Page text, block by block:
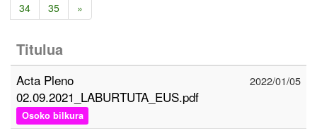
34
35 »
Titulua
Acta Pleno
02.09.2021_LABURTUTA_EUS.pdf
Osoko bilkura
2022/01/05